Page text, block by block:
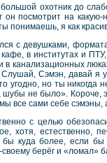
охотник до
посмотрит на
я как
с девушками,
в институтах и
в канализационных
Сэмэн, давай я
угодно, но ты
шубы не было».
все сами себе сэмэны,
с целью
хотя, естественно,
бы куда более, если
берёг и «ломал»